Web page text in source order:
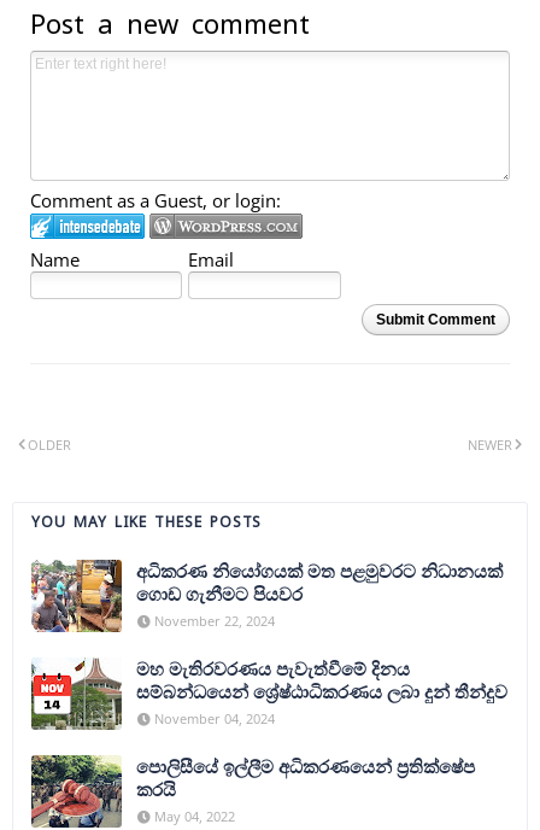
Post a new comment
Comment as a Guest, or login:
Name Email
Submit Comment
NEWER
OLDER
YOU MAY LIKE THESE POSTS
අධිකරණ නියෝගයක් මත පළමුවරට නිධානයක්
ගොඩ ගැනීමට පියවර
November 22, 2024
මහ මැතිරවරණය පැවැත්වීමේ දිනය
සම්බන්ධයෙන් ශ්‍රේෂ්ඨාධිකරණය ලබා දුන් තීන්දුව
November 04, 2024
පොලිසීයේ ඉල්ලීම අධිකරණයෙන් ප්‍රතික්ෂේප
කරයි
May 04, 2022